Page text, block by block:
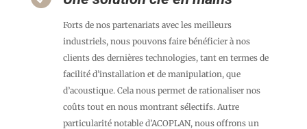
Forts de nos partenariats avec les meilleurs
industriels, nous pouvons faire bénéficier à nos
clients des dernières technologies, tant en termes de
facilité d’installation et de manipulation, que
d’acoustique. Cela nous permet de rationaliser nos
coûts tout en nous montrant sélectifs. Autre
particularité notable d’ACOPLAN, nous offrons un